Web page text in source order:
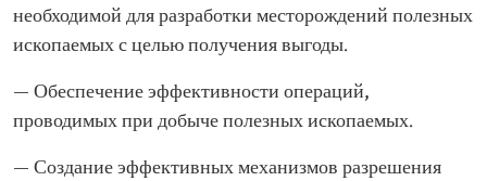
необходимой для разработки месторождений полезных
ископаемых с целью получения выгоды.
— Обеспечение эффективности операций,
проводимых при добыче полезных ископаемых.
— Создание эффективных механизмов разрешения